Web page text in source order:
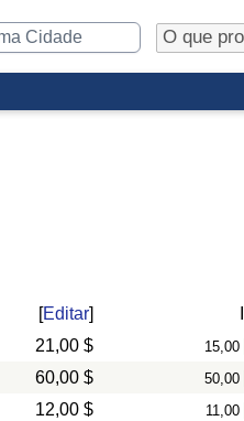
[Editar]
21,00 $ 15,00
60,00 $ 50,00
12,00 $ 11,00